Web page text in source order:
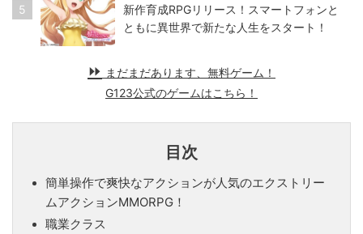
5
新作育成RPGリリース！スマートフォンと
ともに異世界で新たな人生をスタート！
まだまだあります、無料ゲーム！
G123公式のゲームはこちら！
目次
簡単操作で爽快なアクションが人気のエクストリー
ムアクションMMORPG！
職業クラス